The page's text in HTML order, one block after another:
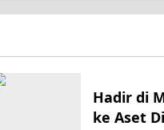
Hadir di
ke Aset